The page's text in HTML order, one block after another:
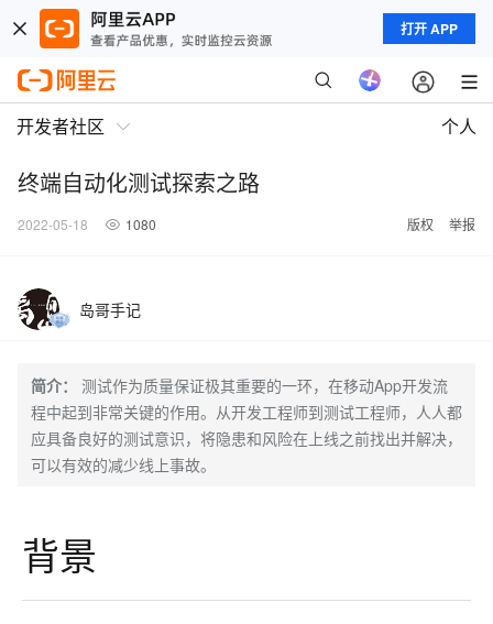
打开 APP
开发者社区 个人
终端自动化测试探索之路
2022-05-18 1080 版权 举报
岛哥手记
简介：
测试作为质量保证极其重要的一环，在移动App开发流
程中起到非常关键的作用。从开发工程师到测试工程师，人人都
应具备良好的测试意识，将隐患和风险在上线之前找出并解决，
可以有效的减少线上事故。
背景